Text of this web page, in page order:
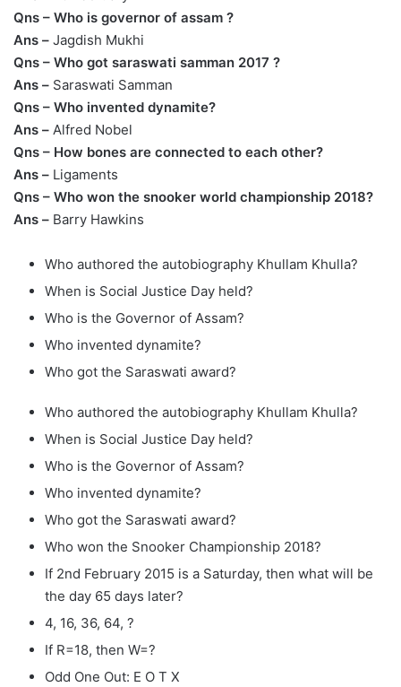
Qns – Who is governor of assam ?
Ans – Jagdish Mukhi
Qns – Who got saraswati samman 2017 ?
Ans – Saraswati Samman
Qns – Who invented dynamite?
Ans – Alfred Nobel
Qns – How bones are connected to each other?
Ans – Ligaments
Qns – Who won the snooker world championship 2018?
Ans – Barry Hawkins
Who authored the autobiography Khullam Khulla?
When is Social Justice Day held?
Who is the Governor of Assam?
Who invented dynamite?
Who got the Saraswati award?
Who authored the autobiography Khullam Khulla?
When is Social Justice Day held?
Who is the Governor of Assam?
Who invented dynamite?
Who got the Saraswati award?
Who won the Snooker Championship 2018?
If 2nd February 2015 is a Saturday, then what will be
the day 65 days later?
4, 16, 36, 64, ?
If R=18, then W=?
Odd One Out: E O T X